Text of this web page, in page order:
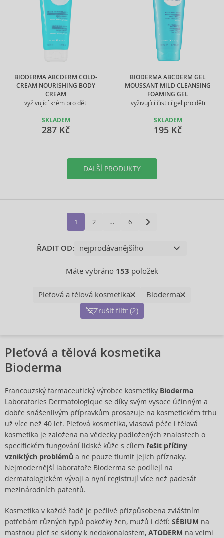
BIODERMA ABCDERM COLD-
CREAM NOURISHING BODY
CREAM
vyživující krém pro děti
SKLADEM
287 Kč
BIODERMA ABCDERM GEL
MOUSSANT MILD CLEANSING
FOAMING GEL
vyživující čisticí gel pro děti
SKLADEM
195 Kč
DALŠÍ PRODUKTY
1 2 … 6
ŘADIT OD:
Máte vybráno 153 položek
Pleťová a tělová kosmetika
Bioderma
Zrušit filtr (2)
Pleťová a tělová kosmetika
Bioderma
Francouzský farmaceutický výrobce kosmetiky Bioderma
Laboratories Dermatologique se díky svým vysoce účinným a
dobře snášenlivým přípravkům prosazuje na kosmetickém trhu
už více než 40 let. Pleťová kosmetika, vlasová péče i tělová
kosmetika je založena na vědecky podložených znalostech o
specifickém fungování lidské kůže s cílem řešit příčiny
vzniklých problémů a ne pouze tlumit jejich příznaky.
Nejmodernější laboratoře Bioderma se podílejí na
dermatologickém vývoji a nyní registrují více než padesát
mezinárodních patentů.
Kosmetika v každé řadě je pečlivě přizpůsobena zvláštním
potřebám různých typů pokožky žen, mužů i dětí: SÉBIUM na
mastnou pleť se sklony k nedokonalostem, ATODERM na velmi